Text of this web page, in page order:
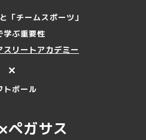
「チームスポーツ」
学ぶ重要性
スリートアカデミー
×
トボール
ペガサス